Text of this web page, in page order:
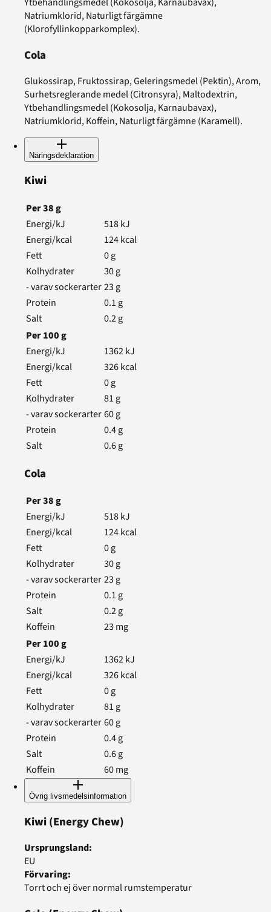
Natriumklorid, Naturligt färgämne
(Klorofyllinkopparkomplex).
Cola
Glukossirap, Fruktossirap, Geleringsmedel (Pektin), Arom,
Surhetsreglerande medel (Citronsyra), Maltodextrin,
Ytbehandlingsmedel (Kokosolja, Karnaubavax),
Natriumklorid, Koffein, Naturligt färgämne (Karamell).
Näringsdeklaration
Kiwi
Per38g
Energi/kJ
518kJ
Energi/kcal
124kcal
Fett
0g
Kolhydrater
30g
- varav sockerarter23 g
Protein
0.1 g
Salt
0.2g
Per100g
Energi/kJ
1362kJ
Energi/kcal
326kcal
Fett
0g
Kolhydrater
81 g
- varav sockerarter60g
Protein
0.4g
Salt
0.6g
Cola
Per38g
Energi/kJ
518kJ
Energi/kcal
124kcal
Fett
0g
Kolhydrater
30g
- varav sockerarter23g
Protein
0.1g
Salt
0.2g
Koffein
23 mg
Per100g
Energi/kJ
1362kJ
Energi/kcal
326kcal
Fett
0g
Kolhydrater
81g
- varav sockerarter60g
Protein
0.4g
Salt
0.6g
Koffein
60mg
Övrig livsmedelsinformation
Kiwi(Energy Chew)
Ursprungsland:
EU
Förvaring:
Torrt och ej över normal rumstemperatur